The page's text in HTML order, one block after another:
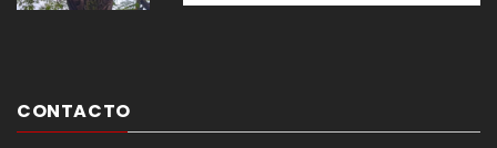
CONTACTO